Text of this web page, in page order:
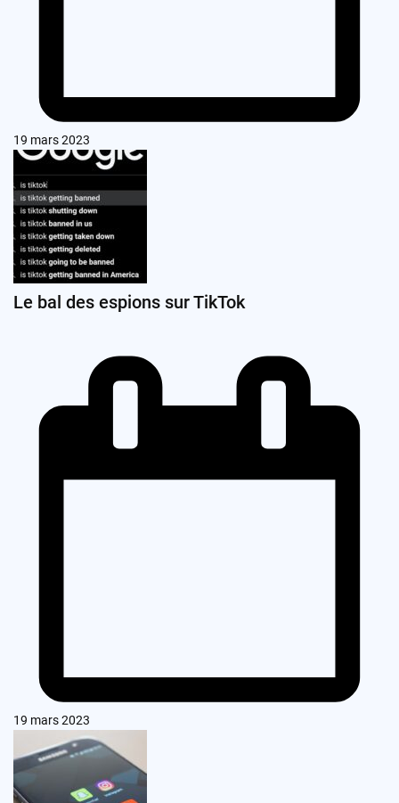
19 mars 2023
Le bal des espions sur TikTok
19 mars 2023